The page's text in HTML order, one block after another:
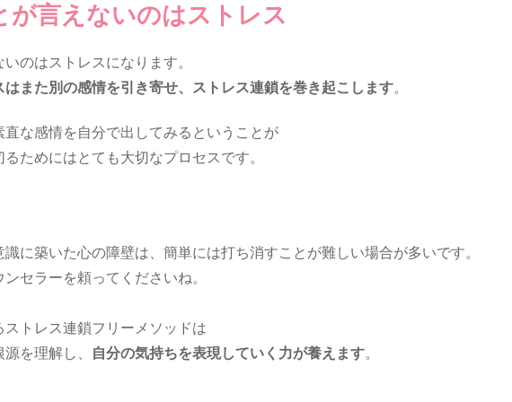
が言えないのはストレス
のはストレスになります。
はまた別の感情を引き寄せ、ストレス連鎖を巻き起こします。
な感情を自分で出してみるということが
ためにはとても大切なプロセスです。
に築いた心の障壁は、簡単には打ち消すことが難しい場合が多いです。
セラーを頼ってくださいね。
トレス連鎖フリーメソッドは
を理解し、
自分の気持ちを表現していく力が養えます。